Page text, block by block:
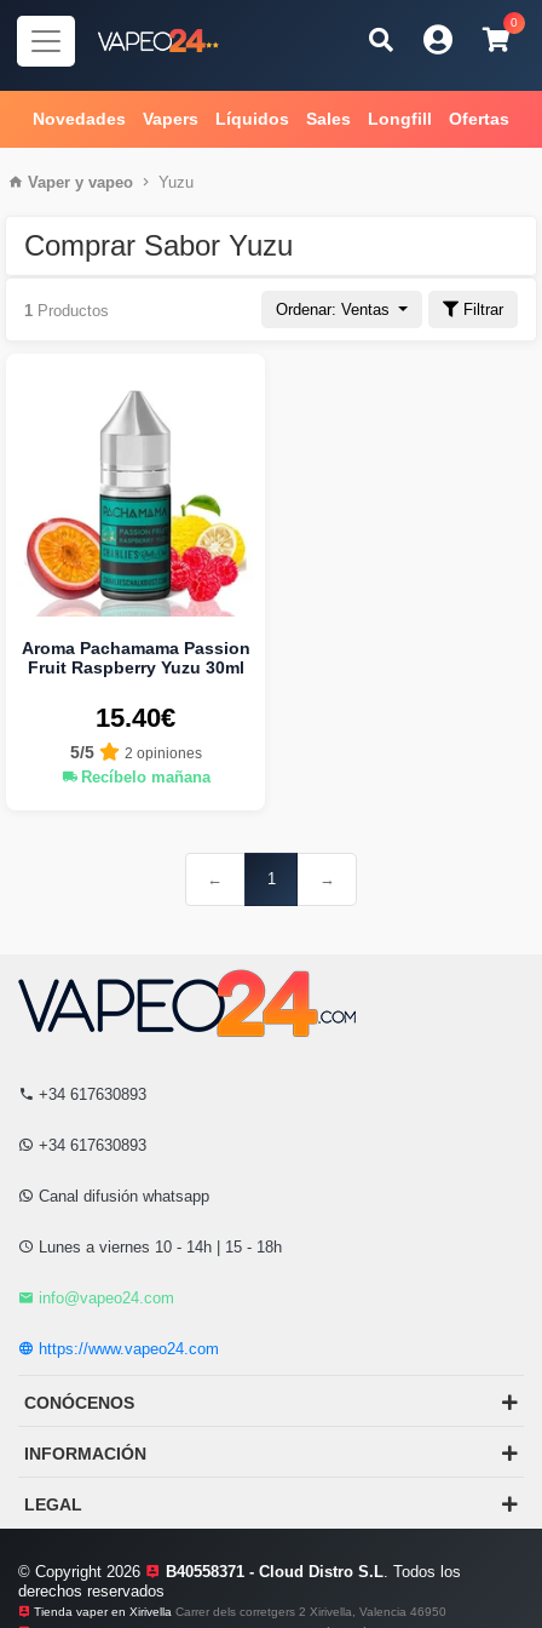
0
Novedades Vapers Líquidos Sales Longfill Ofertas
Vaper y vapeo Yuzu
Comprar Sabor Yuzu
Ordenar: Ventas Filtrar
1 Productos
Aroma Pachamama Passion
Fruit Raspberry Yuzu 30ml
15.40€
5/5 2 opiniones
Recíbelo mañana
← 1 →
+34 617630893
+34 617630893
Canal difusión whatsapp
Lunes a viernes 10 - 14h | 15 - 18h
info@vapeo24.com
https://www.vapeo24.com
CONÓCENOS
INFORMACIÓN
LEGAL
© Copyright 2026 B40558371 - Cloud Distro S.L . Todos los
derechos reservados
Tienda vaper en Xirivella Carrer dels corretgers 2 Xirivella, Valencia 46950